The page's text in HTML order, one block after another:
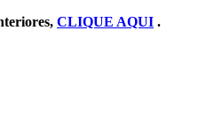
CLIQUE AQUI .